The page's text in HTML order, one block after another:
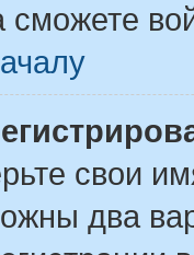
сможете
свои
два